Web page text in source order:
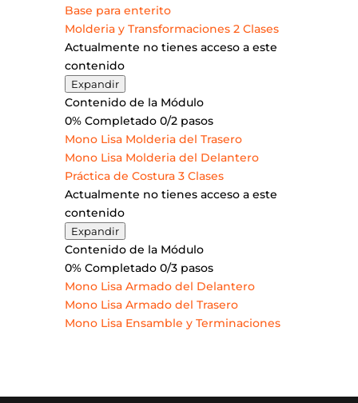
Base para enterito
Molderia y Transformaciones 2 Clases
Actualmente no tienes acceso a este
contenido
ExpandirMolderia
y
Transformaciones
Contenido de la Módulo
0% Completado 0/2 pasos
Mono Lisa Molderia del Trasero
Mono Lisa Molderia del Delantero
Práctica de Costura 3 Clases
Actualmente no tienes acceso a este
contenido
ExpandirPráctica
de
Costura
Contenido de la Módulo
0% Completado 0/3 pasos
Mono Lisa Armado del Delantero
Mono Lisa Armado del Trasero
Mono Lisa Ensamble y Terminaciones